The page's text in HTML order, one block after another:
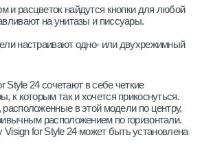
и расцветок найдутся кнопки для любой
на унитазы и писсуары.
настраивают одно- или двухрежимный
Style 24 сочетают в себе четкие
к которым так и хочется прикоснуться.
в этой модели по центру,
расположением по горизонтали.
Visign for Style 24 может быть установлена